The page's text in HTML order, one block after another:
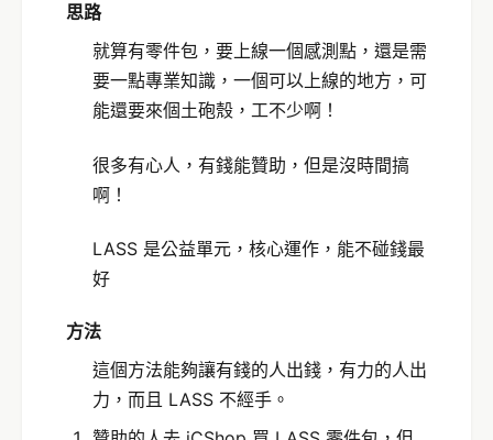
思路
就算有零件包，要上線一個感測點，還是需
要一點專業知識，一個可以上線的地方，可
能還要來個土砲殼，工不少啊！
很多有心人，有錢能贊助，但是沒時間搞
啊！
LASS 是公益單元，核心運作，能不碰錢最
好
方法
這個方法能夠讓有錢的人出錢，有力的人出
力，而且 LASS 不經手。